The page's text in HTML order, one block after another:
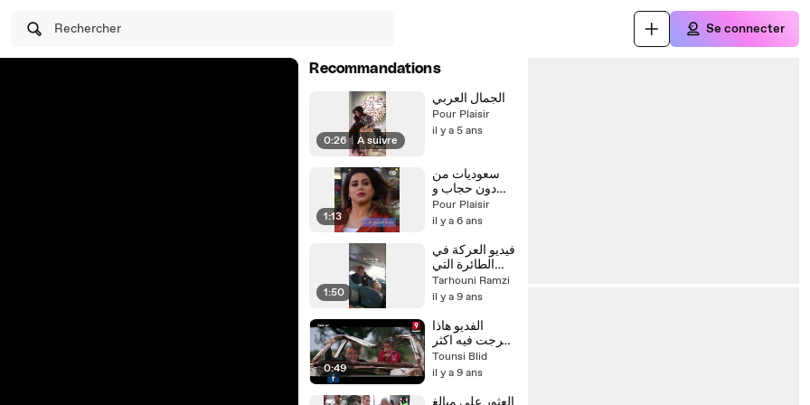
Rechercher Se connecter
Recommandations
0:26 | À suivre
الجمال العربي
Pour Plaisir
il y a 5 ans
1:13
سعوديات من
دون حجاب و
عباءه يتجولون
في شوارع
Pour Plaisir
il y a 6 ans
1:50
فيديو العركة في
الطائرة التي
تسببت في
تعليق رحلات
التونسية
Tarhouni Ramzi
il y a 9 ans
0:49
الفديو هاذا
تفرجت فيه اكثر
من 15 مرة
ومازلت نعاود
عيب راهو يا
Tounsi Blid
il y a 9 ans